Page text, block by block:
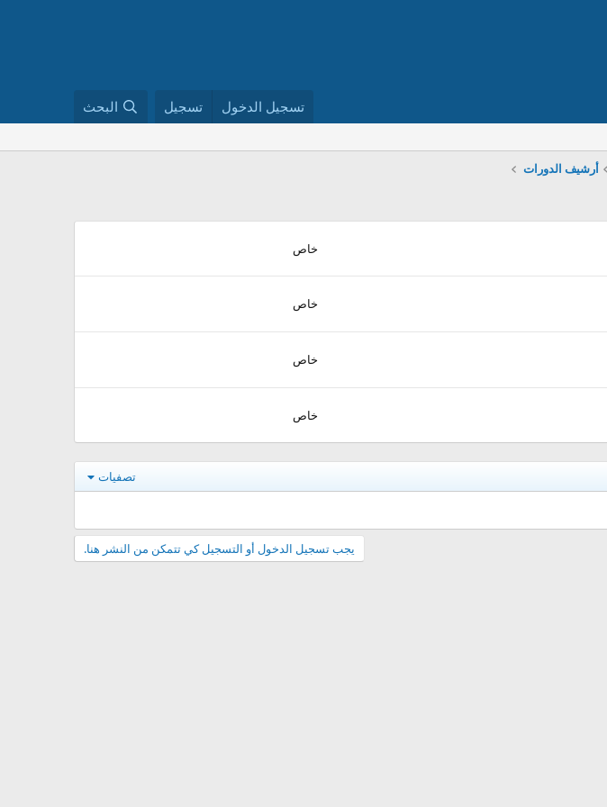
تسجيل الدخول تسجيل البحث
أرشيف الدورات
خاص
خاص
خاص
خاص
تصفيات
يجب تسجيل الدخول أو التسجيل كي تتمكن من النشر هنا.